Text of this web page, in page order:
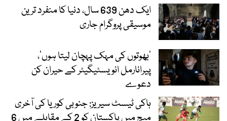
ایک دھن 639 سال، دنیا کا منفرد ترین
موسیقی پروگرام جاری
‘بھوتوں کی مہک پہچان لیتا ہوں’،
پیرانارمل انویسٹیگیٹر کے حیران کن
دعوے
ہاکی ٹیسٹ سیریز: جنوبی کوریا کی آخری